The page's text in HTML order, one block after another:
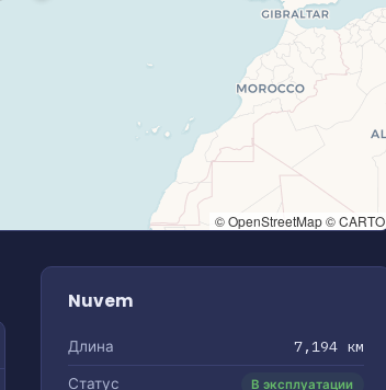
© OpenStreetMap © CARTO
Nuvem
Длина 7,194 км
Статус В эксплуатации